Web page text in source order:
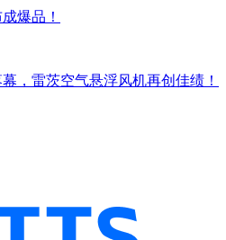
爆品！
，雷茨空气悬浮风机再创佳绩！